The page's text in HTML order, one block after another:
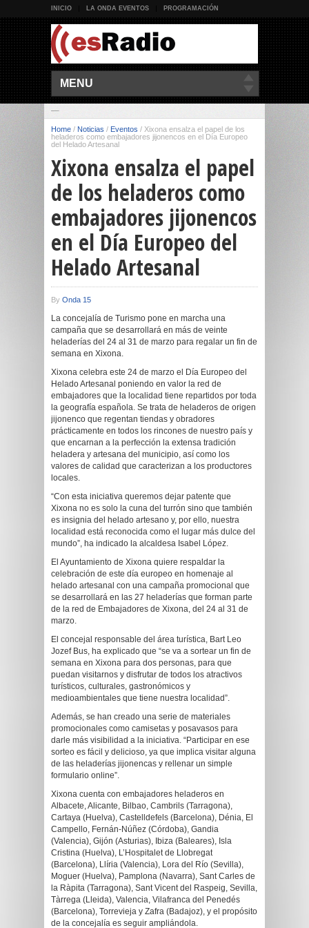
INICIO LA ONDA EVENTOS PROGRAMACIÓN
MENU
Home / Noticias / Eventos / Xixona ensalza el papel de los
heladeros como embajadores jijonencos en el Día Europeo
del Helado Artesanal
Xixona ensalza el papel
de los heladeros como
embajadores jijonencos
en el Día Europeo del
Helado Artesanal
By Onda 15
La concejalía de Turismo pone en marcha una
campaña que se desarrollará en más de veinte
heladerías del 24 al 31 de marzo para regalar un fin de
semana en Xixona.
Xixona celebra este 24 de marzo el Día Europeo del
Helado Artesanal poniendo en valor la red de
embajadores que la localidad tiene repartidos por toda
la geografía española. Se trata de heladeros de origen
jijonenco que regentan tiendas y obradores
prácticamente en todos los rincones de nuestro país y
que encarnan a la perfección la extensa tradición
heladera y artesana del municipio, así como los
valores de calidad que caracterizan a los productores
locales.
“Con esta iniciativa queremos dejar patente que
Xixona no es solo la cuna del turrón sino que también
es insignia del helado artesano y, por ello, nuestra
localidad está reconocida como el lugar más dulce del
mundo”, ha indicado la alcaldesa Isabel López.
El Ayuntamiento de Xixona quiere respaldar la
celebración de este día europeo en homenaje al
helado artesanal con una campaña promocional que
se desarrollará en las 27 heladerías que forman parte
de la red de Embajadores de Xixona, del 24 al 31 de
marzo.
El concejal responsable del área turística, Bart Leo
Jozef Bus, ha explicado que “se va a sortear un fin de
semana en Xixona para dos personas, para que
puedan visitarnos y disfrutar de todos los atractivos
turísticos, culturales, gastronómicos y
medioambientales que tiene nuestra localidad”.
Además, se han creado una serie de materiales
promocionales como camisetas y posavasos para
darle más visibilidad a la iniciativa. “Participar en ese
sorteo es fácil y delicioso, ya que implica visitar alguna
de las heladerías jijonencas y rellenar un simple
formulario online”.
Xixona cuenta con embajadores heladeros en
Albacete, Alicante, Bilbao, Cambrils (Tarragona),
Cartaya (Huelva), Castelldefels (Barcelona), Dénia, El
Campello, Fernán-Núñez (Córdoba), Gandia
(Valencia), Gijón (Asturias), Ibiza (Baleares), Isla
Cristina (Huelva), L’Hospitalet de Llobregat
(Barcelona), Llíria (Valencia), Lora del Río (Sevilla),
Moguer (Huelva), Pamplona (Navarra), Sant Carles de
la Ràpita (Tarragona), Sant Vicent del Raspeig, Sevilla,
Tàrrega (Lleida), Valencia, Vilafranca del Penedés
(Barcelona), Torrevieja y Zafra (Badajoz), y el propósito
de la concejalía es seguir ampliándola.